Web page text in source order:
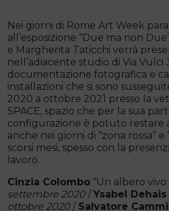
Nei giorni di Rome Art Week
all’esposizione “Due ma non
e Margherita Taticchi verrà
nell’adiacente studio di Via Vulci
documentazione fotografica e
installazioni che si sono
2020 a ottobre 2021 presso la
SPACE, spazio che per la sua
configurazione è potuto restare
anche nei giorni di “zona rossa” e
scorsi mesi, spesso con la
lavoro.
Cinzia Colombo “Un albero
settembre 2020/ Ysabel Dehais
ottobre 2020/ Salvatore